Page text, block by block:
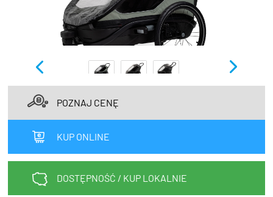
Kup bon podarunkowy
Zestawy opon Vittoria teraz w
promocji z eBonem 60zł na kolejne
WYPRZEDAŻ
OUTLET
NOWOŚCI
BONY
PROMOCJE
KONTAKT
EN
POZNAJ CENĘ
KUP ONLINE
DOSTĘPNOŚĆ / KUP LOKALNIE